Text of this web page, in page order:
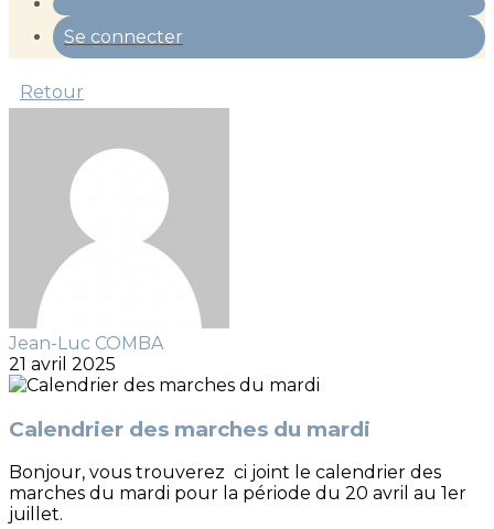
Se connecter
Retour
Jean-Luc COMBA
21 avril 2025
Calendrier des marches du mardi
Bonjour, vous trouverez ci joint le calendrier des
marches du mardi pour la période du 20 avril au 1er
juillet.